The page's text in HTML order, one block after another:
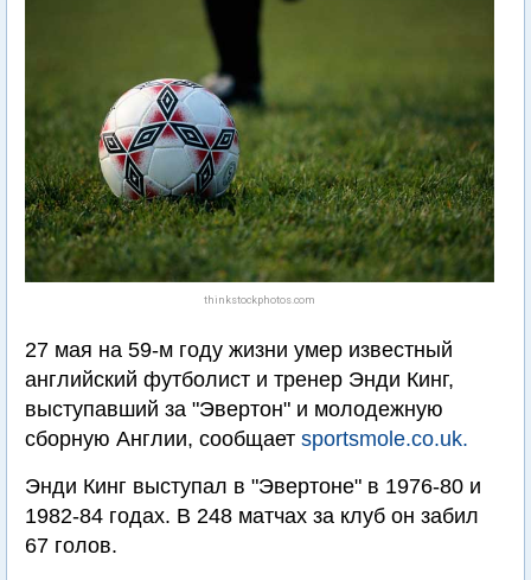
thinkstockphotos.com
27 мая на 59-м году жизни умер известный
английский футболист и тренер Энди Кинг,
выступавший за "Эвертон" и молодежную
сборную Англии, сообщает sportsmole.co.uk.
Энди Кинг выступал в "Эвертоне" в 1976-80 и
1982-84 годах. В 248 матчах за клуб он забил
67 голов.